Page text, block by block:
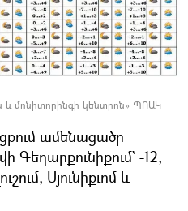
և մոնիտորինգի կենտրոն» ՊՈԱԿ
ամենացածր
Գեղարքունիքում` -12,
Սյունիքւոմ և